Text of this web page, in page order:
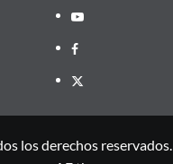
Youtube
Facebook
X
los derechos reservados.